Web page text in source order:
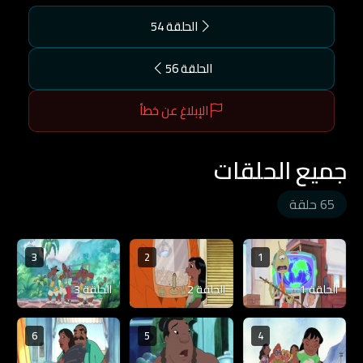
الحلقة 54
الحلقة 56
الإبلاغ عن خطأ
جميع الحلقات
65 حلقة
1
الحلقة 1
2
الحلقة 2
3
الحلقة 3
4
5
6